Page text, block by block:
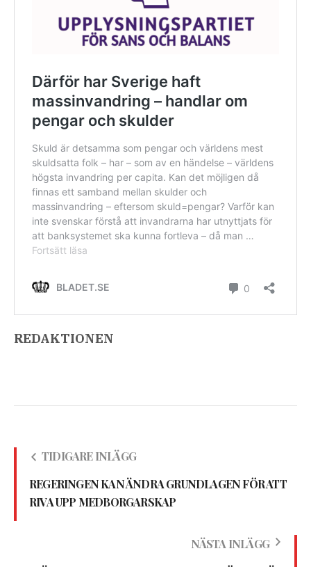
REDAKTIONEN
TIDIGARE INLÄGG
REGERINGEN KAN ÄNDRA GRUNDLAGEN FÖR ATT
RIVA UPP MEDBORGARSKAP
NÄSTA INLÄGG